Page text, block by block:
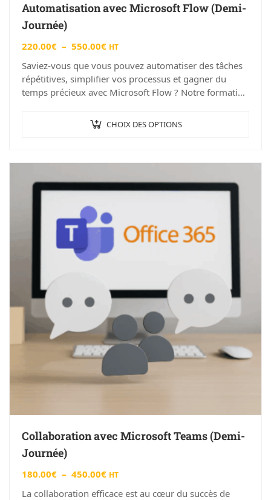
Automatisation avec Microsoft Flow (Demi-
Journée)
220.00€ – 550.00€ HT
Saviez-vous que vous pouvez automatiser des tâches
répétitives, simplifier vos processus et gagner du
temps précieux avec Microsoft Flow ? Notre formation
CHOIX DES OPTIONS
Collaboration avec Microsoft Teams (Demi-
Journée)
180.00€ – 450.00€ HT
La collaboration efficace est au cœur du succès de